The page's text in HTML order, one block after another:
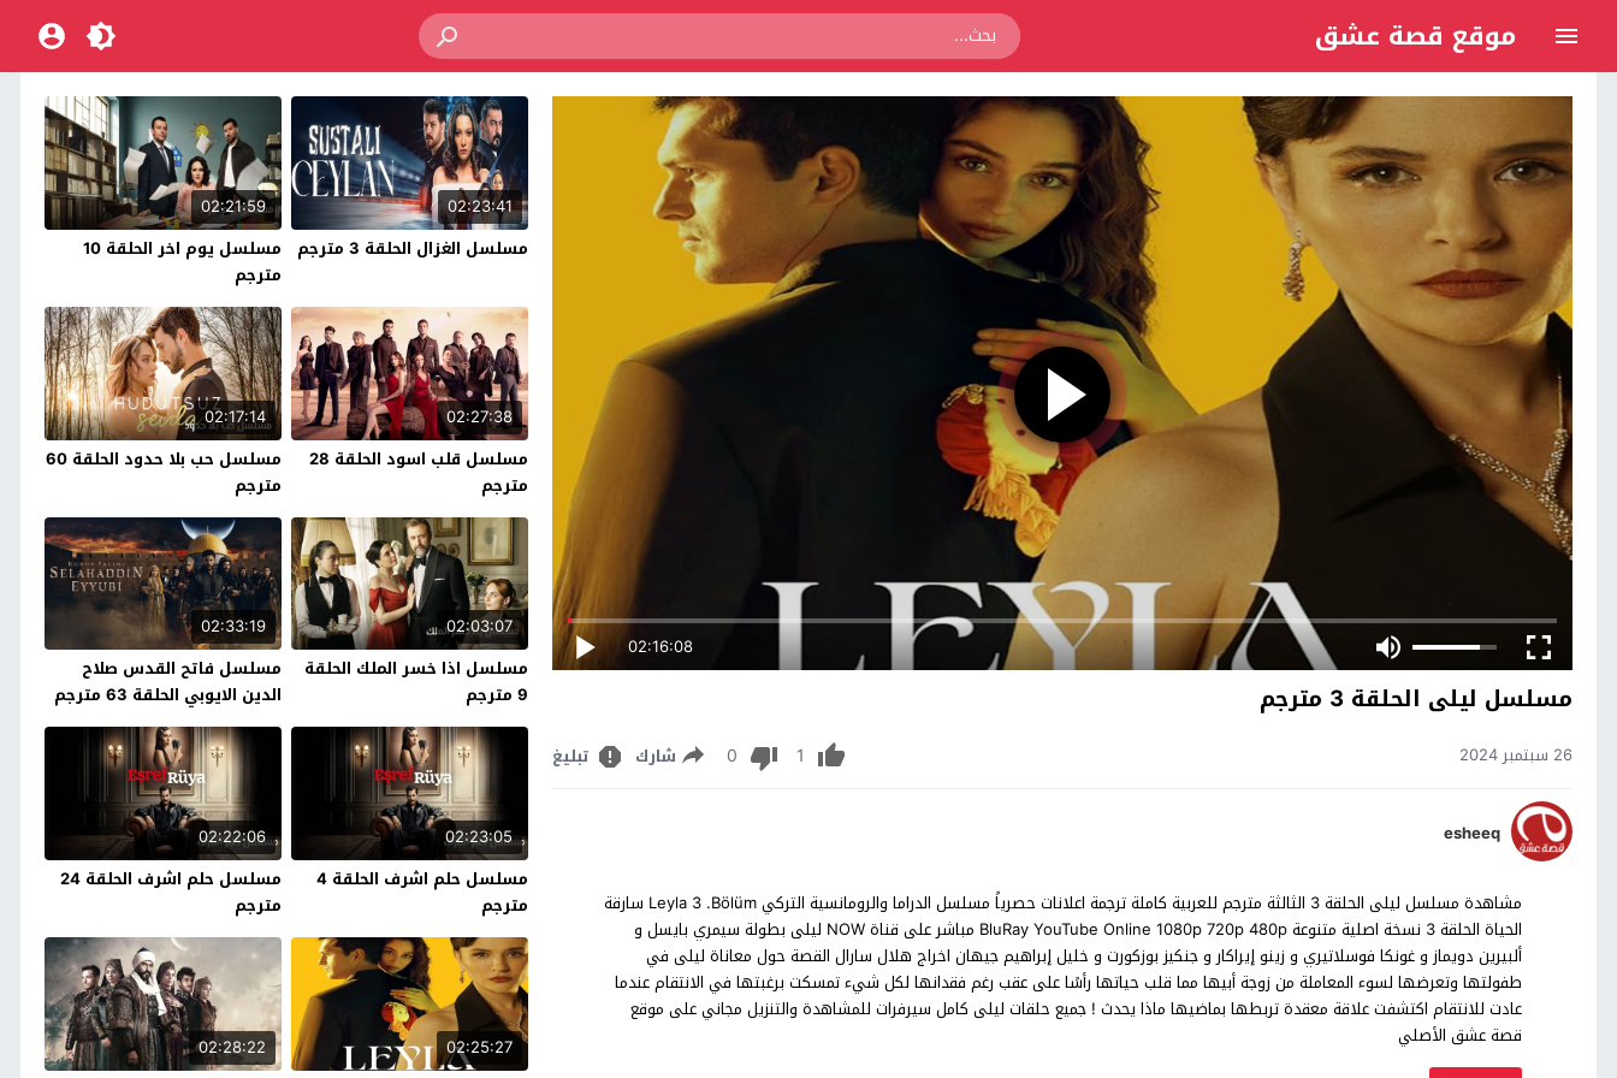
موقع قصة عشق
02:16:08
مسلسل ليلى الحلقة 3 مترجم
26 سبتمبر 2024 1
0 شارك تبليغ
esheeq
مشاهدة مسلسل ليلى الحلقة 3 الثالثة مترجم للعربية كاملة ترجمة اعلانات حصرياً مسلسل الدراما والرومانسية التركي Leyla 3 .Bölüm سارقة
الحياة الحلقة 3 نسخة اصلية متنوعة BluRay YouTube Online 1080p 720p 480p مباشر على قناة NOW ليلى بطولة سيمري بايسل و
ألبيرين دويماز و غونكا فوسلاتيري و زينو إيراكار و جنكيز بوزكورت و خليل إبراهيم جيهان اخراج هلال سارال القصة حول معاناة ليلى في
طفولتها وتعرضها لسوء المعاملة من زوجة أبيها مما قلب حياتها رأسًا على عقب رغم فقدانها لكل شيء تمسكت برغبتها في الانتقام عندما
عادت للانتقام اكتشفت علاقة معقدة تربطها بماضيها ماذا يحدث ! جميع حلقات ليلى كامل سيرفرات للمشاهدة والتنزيل مجاني على موقع
قصة عشق الأصلي
02:23:41
مسلسل الغزال الحلقة 3 مترجم
02:21:59
مسلسل يوم اخر الحلقة 10
مترجم
02:27:38
مسلسل قلب اسود الحلقة 28
مترجم
02:17:14
مسلسل حب بلا حدود الحلقة 60
مترجم
02:03:07
مسلسل اذا خسر الملك الحلقة
9 مترجم
02:33:19
مسلسل فاتح القدس صلاح
الدين الايوبي الحلقة 63 مترجم
02:23:05
مسلسل حلم اشرف الحلقة 4
مترجم
02:22:06
مسلسل حلم اشرف الحلقة 24
مترجم
02:25:27
02:28:22